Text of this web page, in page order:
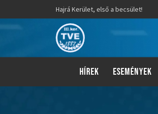
Hajrá Kerület, első a becsület!
HÍREK ESEMÉNYEK